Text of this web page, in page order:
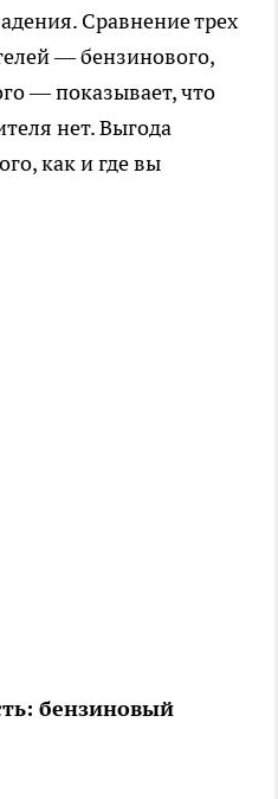
Сравнение трех
— бензинового,
— показывает, что
нет. Выгода
как и где вы
бензиновый